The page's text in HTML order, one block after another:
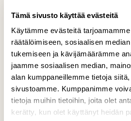
Tämä sivusto käyttää evästeitä
Käytämme evästeitä
räätälöimiseen, sosiaalisen
tukemiseen ja kävijämäärämme
jaamme sosiaalisen median,
alan kumppaneillemme tietoja
sivustoamme. Kumppanimme
tietoja muihin tietoihin, joita olet
kerätty, kun olet käyttänyt heidän
Koiras on